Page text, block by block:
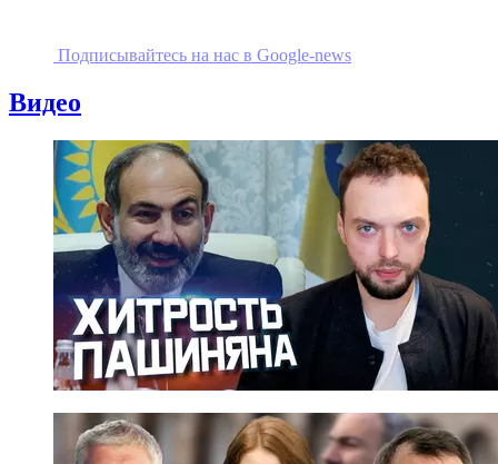
Подписывайтесь на наc в Google-news
Видео